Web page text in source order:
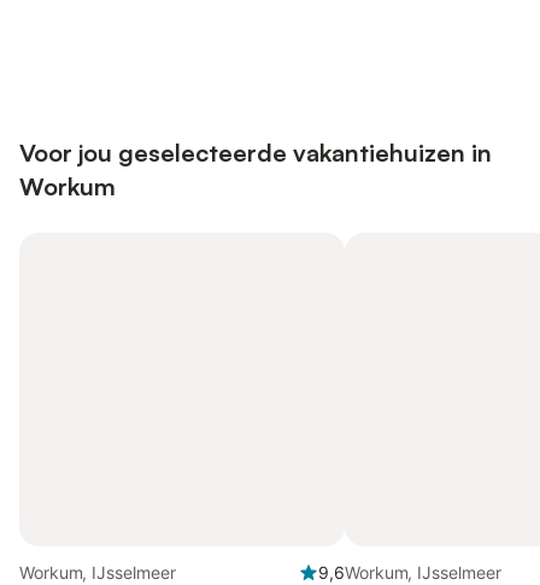
Voor jou geselecteerde vakantiehuizen in
Workum
Workum, IJsselmeer
9,6Workum, IJsselmeer